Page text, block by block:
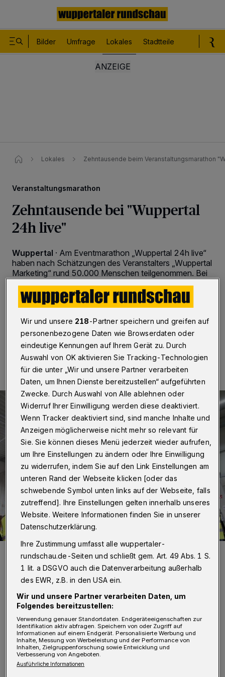
Bilder Umfrage Lokales Stadtteile
Lokales Zehntausende beim Veranstaltungsmarathon
Veranstaltungsmarathon
Zehntausende bei "Wuppertal
24h live"
Wuppertal · Am Eventmarathon „Wuppertal 24h live“
haben nach Schätzungen des Veranstalters „Wuppertal
Marketing“ rund 50.000 Menschen teilgenommen. Bei
der 18. Auflage waren von Freitag- bis
Samstagnachmittag (13./14. September 2019) mehr
als 100 sonst verschlossene Orte zugänglich
15.09.2019 , 13:03 Uhr Eine Minute Lesezeit
Werksführung bei der Gebrüder Jaeger GmbH.
„Wer sich auf Wuppertal einlässt, der kann
viele schöne und spannende Dinge erleben.
Kaum eine Veranstaltung zeigt das
Wir und unsere 218-Partner speichern und greifen auf
personenbezogene Daten wie Browserdaten oder
eindeutige Kennungen auf Ihrem Gerät zu. Durch
Auswahl von OK aktivieren Sie Tracking-Technologien
für die unter „Wir und unsere Partner verarbeiten
Daten, um Ihnen Dienste bereitzustellen“ aufgeführten
Zwecke. Durch Auswahl von Alle ablehnen oder
Widerruf Ihrer Einwilligung werden diese deaktiviert.
Wenn Tracker deaktiviert sind, sind manche Inhalte und
Anzeigen möglicherweise nicht mehr so relevant für
Sie. Sie können dieses Menü jederzeit wieder aufrufen,
um Ihre Einstellungen zu ändern oder Ihre Einwilligung
zu widerrufen, indem Sie auf den Link Einstellungen am
unteren Rand der Webseite klicken [oder das
schwebende Symbol unten links auf der Webseite, falls
zutreffend]. Ihre Einstellungen gelten innerhalb unseres
Website. Weitere Informationen finden Sie in unserer
Datenschutzerklärung.
Ihre Zustimmung umfasst alle wuppertaler-
rundschau.de-Seiten und schließt gem. Art. 49 Abs. 1 S.
1 lit. a DSGVO auch die Datenverarbeitung außerhalb
des EWR, z.B. in den USA ein.
Wir und unsere Partner verarbeiten Daten, um
Folgendes bereitzustellen:
Verwendung genauer Standortdaten. Endgeräteeigenschaften zur
Identifikation aktiv abfragen. Speichern von oder Zugriff auf
Informationen auf einem Endgerät. Personalisierte Werbung und
Inhalte, Messung von Werbeleistung und der Performance von
Inhalten, Zielgruppenforschung sowie Entwicklung und
Verbesserung von Angeboten.
Ausführliche Informationen